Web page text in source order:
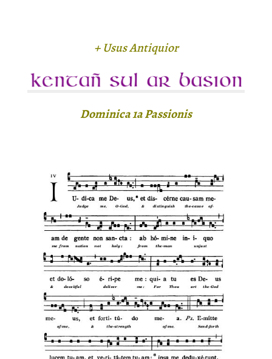
+ Usus Antiquior
Dominica 1a Passionis